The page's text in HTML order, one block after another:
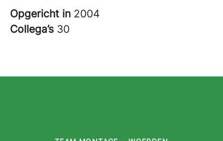
Opgericht in 2004
Collega’s 30